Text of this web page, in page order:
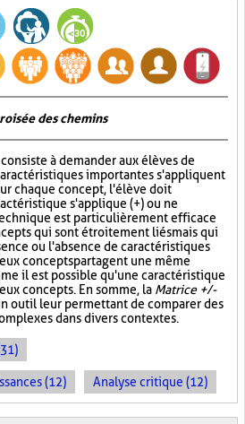
des chemins
à demander aux élèves de
importantes s'appliquent
chaque concept, l'élève doit
s'applique (+) ou ne
est particulièrement efficace
qui sont étroitement liés mais qui
ou l'absence de caractéristiques
concepts partagent une même
il est possible qu'une caractéristique
concepts. En somme, la Matrice +/-
outil leur permettant de comparer des
dans divers contextes.
(12) Analyse critique (12)